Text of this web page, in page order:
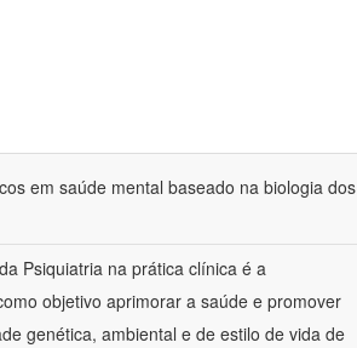
em saúde mental baseado na biologia dos
Psiquiatria na prática clínica é a
objetivo aprimorar a saúde e promover
genética, ambiental e de estilo de vida de